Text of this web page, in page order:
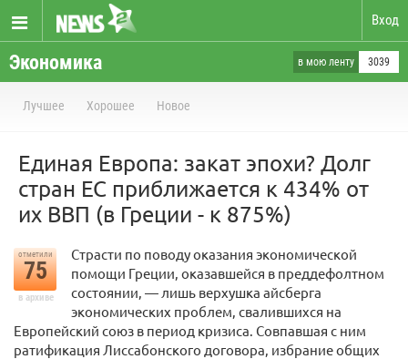
Вход
Экономика в мою ленту 3039
Лучшее Хорошее Новое
Единая Европа: закат эпохи? Долг
стран ЕС приближается к 434% от
их ВВП (в Греции - к 875%)
отметили
75
в архиве
Страсти по поводу оказания экономической
помощи Греции, оказавшейся в преддефолтном
состоянии, — лишь верхушка айсберга
экономических проблем, свалившихся на
Европейский cоюз в период кризиса. Совпавшая с ним
ратификация Лиссабонского договора, избрание общих